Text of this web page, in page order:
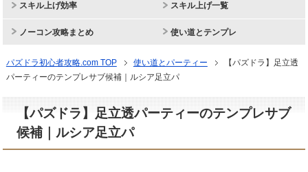
スキル上げ効率 スキル上げ一覧
ノーコン攻略まとめ 使い道とテンプレ
パズドラ初心者攻略.com TOP 使い道とパーティー
【パズドラ】足立透
パーティーのテンプレサブ候補｜ルシア足立パ
【パズドラ】足立透パーティーのテンプレサブ
候補｜ルシア足立パ